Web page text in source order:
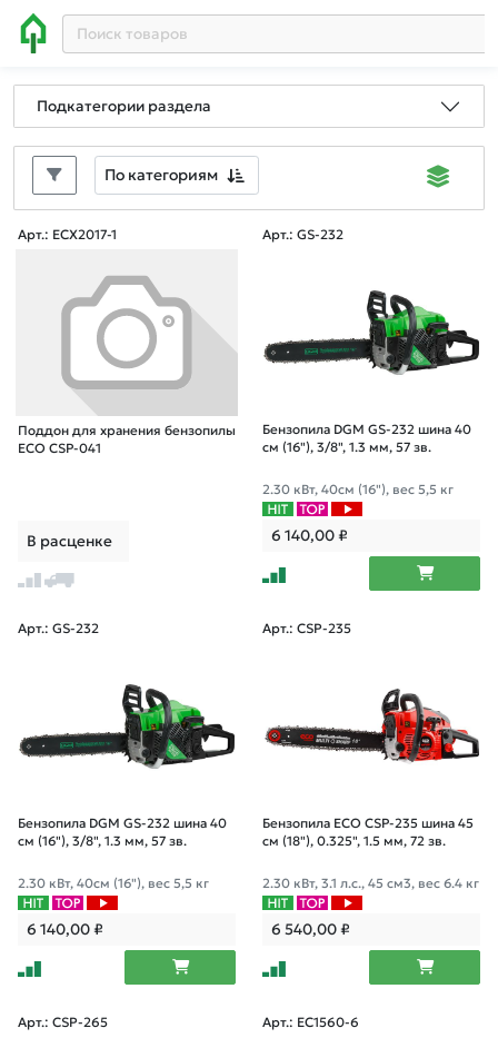
Подкатегории раздела
По категориям
Арт.: ECX2017-1
Поддон для хранения бензопилы
ECO CSP-041
В расценке
Арт.: GS-232
Бензопила DGM GS-232 шина 40
см (16"), 3/8", 1.3 мм, 57 зв.
2.30 кВт, 40см (16"), вес 5,5 кг
6 140,00₽
Арт.: GS-232
Бензопила DGM GS-232 шина 40
см (16"), 3/8", 1.3 мм, 57 зв.
2.30 кВт, 40см (16"), вес 5,5 кг
6 140,00₽
Арт.: CSP-235
Бензопила ECO CSP-235 шина 45
см (18"), 0.325", 1.5 мм, 72 зв.
2.30 кВт, 3.1 л.с., 45 см3, вес 6.4 кг
6 540,00₽
Арт.: CSP-265 Арт.: EC1560-6